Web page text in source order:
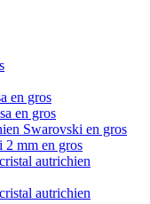
en gros
en gros
Swarovski en gros
2 mm en gros
autrichien
autrichien